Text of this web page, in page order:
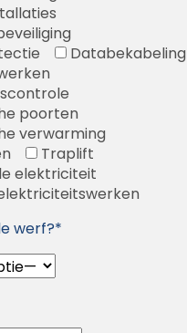
Databekabeling
poorten
verwarming
Traplift
elektriciteit
werf?*